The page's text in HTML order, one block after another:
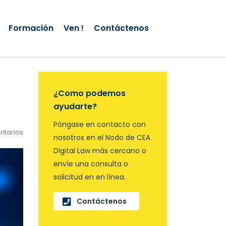
Formación Ven ! Contáctenos
¿Como podemos
ayudarte?
Póngase en contacto con
nosotros en el Nodo de CEA
Digital Law más cercano o
envíe una consulta o
solicitud en en línea.
Contáctenos